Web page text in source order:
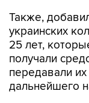
Также,
украинских
25 лет,
получали
передавали
дальнейшего